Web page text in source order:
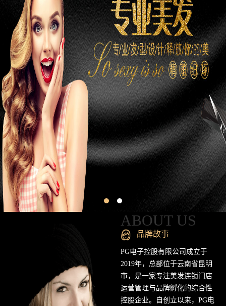
公
司-
云
南
昆
明
专
业
美
发
连
ABOUT US
品牌故事
PG电子控股有限公司成立于
2019年，总部位于云南省昆明
市，是一家专注美发连锁门店
运营管理与品牌孵化的综合性
控股企业。自创立以来，PG电